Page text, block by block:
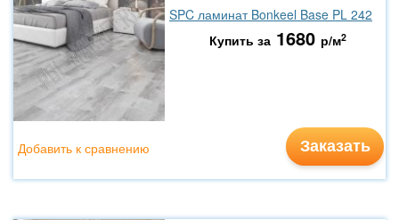
SPC ламинат Bonkeel Base PL 242
Купить за 1680 р/м2
Заказать
Добавить к сравнению